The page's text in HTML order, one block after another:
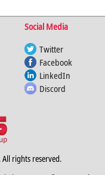
Social Media
Twitter
Facebook
LinkedIn
Discord
rights reserved.